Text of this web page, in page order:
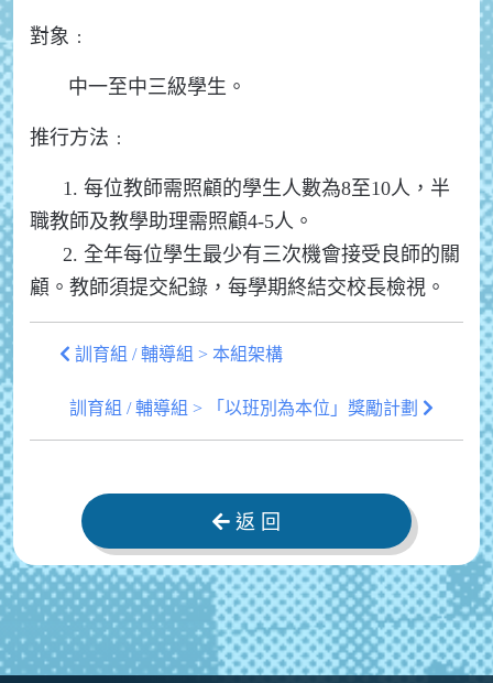
對象﹕
中一至中三級學生。
推行方法﹕
1. 每位教師需照顧的學生人數為8至10人，半
職教師及教學助理需照顧4-5人。
2. 全年每位學生最少有三次機會接受良師的關
顧。教師須提交紀錄，每學期終結交校長檢視。
訓育組 / 輔導組 > 本組架構
訓育組 / 輔導組 > 「以班別為本位」獎勵計劃
返 回